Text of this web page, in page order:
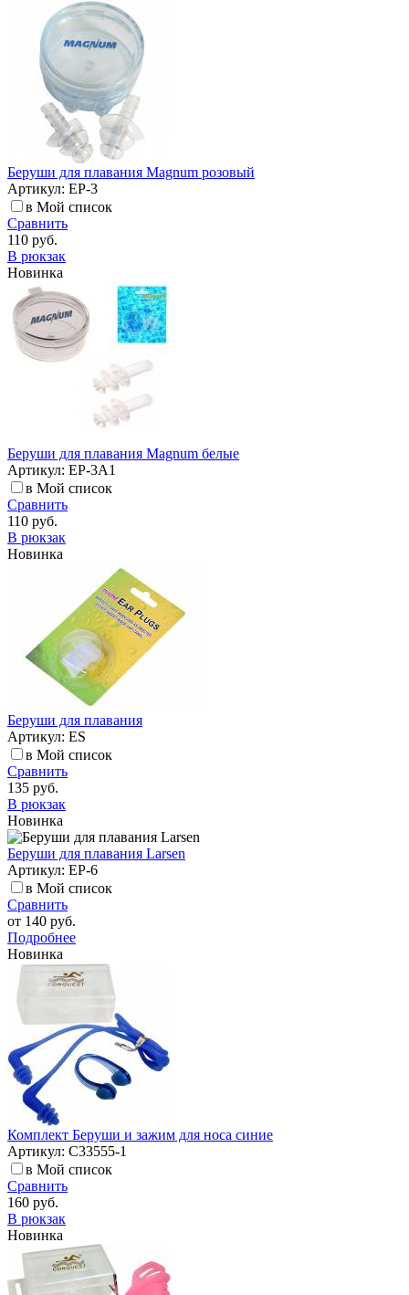
Беруши для плавания Magnum розовый
Артикул: EP-3
в Мой список
Сравнить
110 руб.
В рюкзак
Новинка
Беруши для плавания Magnum белые
Артикул: EP-3A1
в Мой список
Сравнить
110 руб.
В рюкзак
Новинка
Беруши для плавания
Артикул: ЕS
в Мой список
Сравнить
135 руб.
В рюкзак
Новинка
Беруши для плавания Larsen
Артикул: EP-6
в Мой список
Сравнить
от 140 руб.
Подробнее
Новинка
Комплект Беруши и зажим для носа синие
Артикул: C33555-1
в Мой список
Сравнить
160 руб.
В рюкзак
Новинка